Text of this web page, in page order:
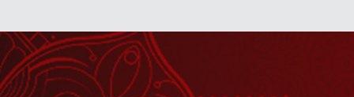
जब इस छोटी-सी बच्ची ने बागेश्वर धाम की
कहानी गाकर सबको आश्चर्यचकित कर दिया
August 01, 2026